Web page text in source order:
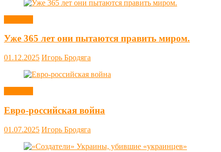
Уже 365 лет они пытаются править миром.
01.12.2025 Игорь Бродяга
Евро-российская война
01.07.2025 Игорь Бродяга